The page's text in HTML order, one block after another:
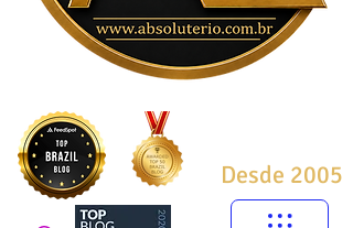
Desde 2005